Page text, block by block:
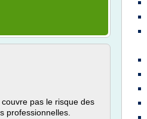
pas le risque des
professionnelles.